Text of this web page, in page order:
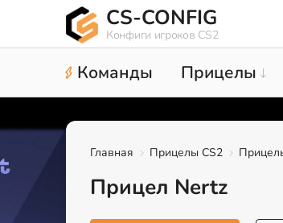
CS-CONFIG
Конфиги игроков CS2
Команды Прицелы
Главная Прицелы CS2
Прицел Nertz